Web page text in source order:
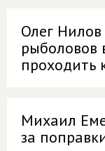
Олег Нилов
рыболовов
проходить
Михаил
за